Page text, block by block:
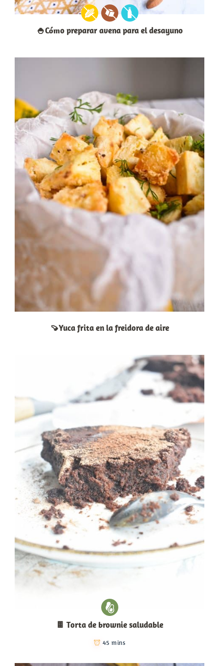
🍚Cómo preparar avena para el desayuno
🍠Yuca frita en la freidora de aire
🍫 Torta de brownie saludable
45 mins